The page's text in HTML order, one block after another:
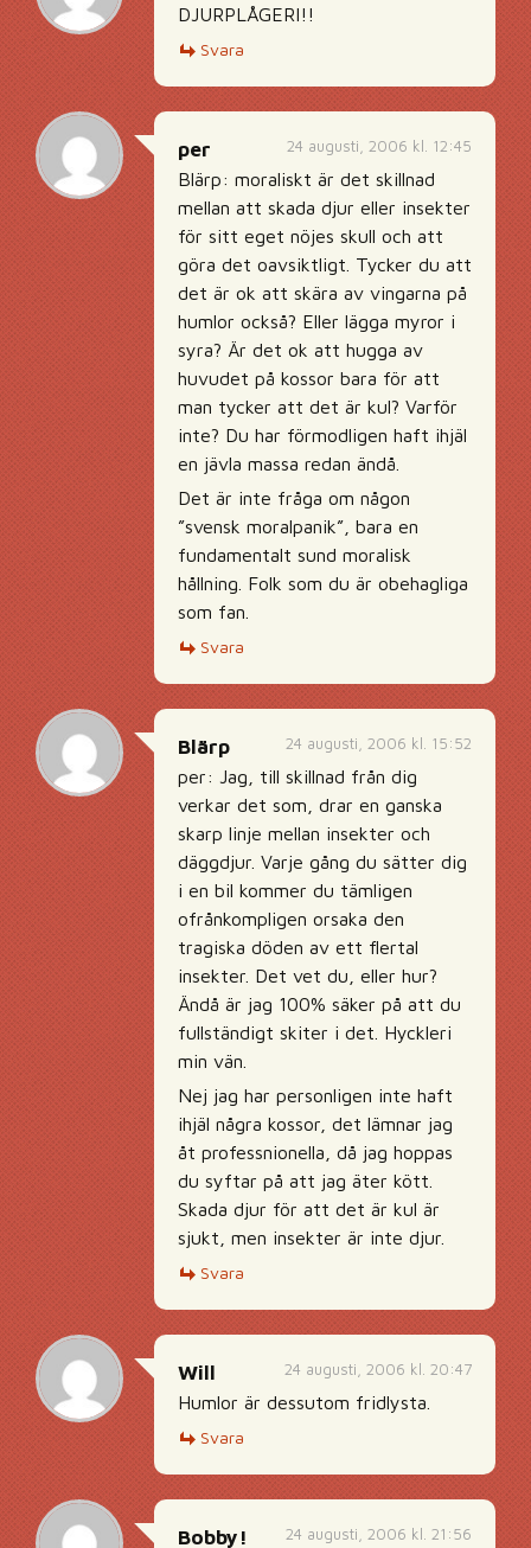
DJURPLÅGERI!!
Svara
24 augusti, 2006 kl. 12:45
per
Blärp: moraliskt är det skillnad
mellan att skada djur eller insekter
för sitt eget nöjes skull och att
göra det oavsiktligt. Tycker du att
det är ok att skära av vingarna på
humlor också? Eller lägga myror i
syra? Är det ok att hugga av
huvudet på kossor bara för att
man tycker att det är kul? Varför
inte? Du har förmodligen haft ihjäl
en jävla massa redan ändå.
Det är inte fråga om någon
”svensk moralpanik”, bara en
fundamentalt sund moralisk
hållning. Folk som du är obehagliga
som fan.
Svara
24 augusti, 2006 kl. 15:52
Blärp
per: Jag, till skillnad från dig
verkar det som, drar en ganska
skarp linje mellan insekter och
däggdjur. Varje gång du sätter dig
i en bil kommer du tämligen
ofrånkompligen orsaka den
tragiska döden av ett flertal
insekter. Det vet du, eller hur?
Ändå är jag 100% säker på att du
fullständigt skiter i det. Hyckleri
min vän.
Nej jag har personligen inte haft
ihjäl några kossor, det lämnar jag
åt professnionella, då jag hoppas
du syftar på att jag äter kött.
Skada djur för att det är kul är
sjukt, men insekter är inte djur.
Svara
24 augusti, 2006 kl. 20:47
Will
Humlor är dessutom fridlysta.
Svara
24 augusti, 2006 kl. 21:56
Bobby!